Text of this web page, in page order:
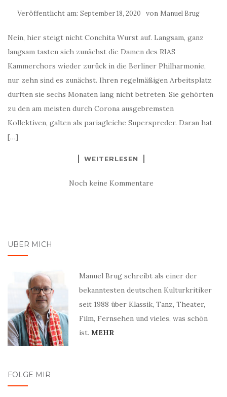
Veröffentlicht am: September 18, 2020 von Manuel Brug
Nein, hier steigt nicht Conchita Wurst auf. Langsam, ganz
langsam tasten sich zunächst die Damen des RIAS
Kammerchors wieder zurück in die Berliner Philharmonie,
nur zehn sind es zunächst. Ihren regelmäßigen Arbeitsplatz
durften sie sechs Monaten lang nicht betreten. Sie gehörten
zu den am meisten durch Corona ausgebremsten
Kollektiven, galten als pariagleiche Superspreder. Daran hat
[…]
WEITERLESEN
Noch keine Kommentare
ÜBER MICH
Manuel Brug schreibt als einer der
bekanntesten deutschen Kulturkritiker
seit 1988 über Klassik, Tanz, Theater,
Film, Fernsehen und vieles, was schön
ist. MEHR
FOLGE MIR